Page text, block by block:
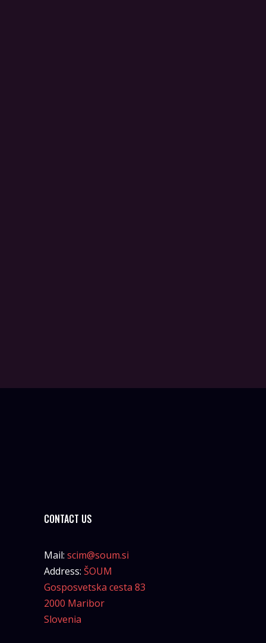
CONTACT US
Mail: scim@soum.si
Address: ŠOUM
Gosposvetska cesta 83
2000 Maribor
Slovenia